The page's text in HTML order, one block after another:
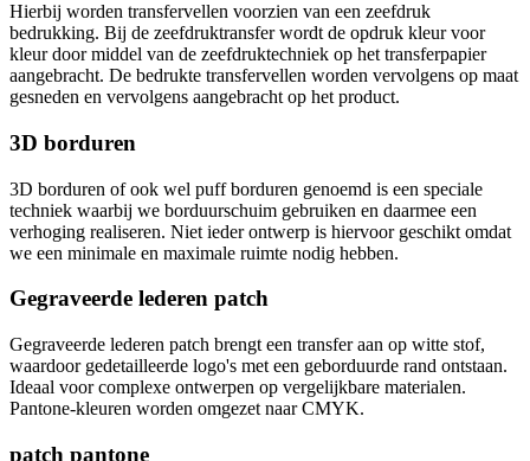
Hierbij worden transfervellen voorzien van een zeefdruk
bedrukking. Bij de zeefdruktransfer wordt de opdruk kleur voor
kleur door middel van de zeefdruktechniek op het transferpapier
aangebracht. De bedrukte transfervellen worden vervolgens op maat
gesneden en vervolgens aangebracht op het product.
3D borduren
3D borduren of ook wel puff borduren genoemd is een speciale
techniek waarbij we borduurschuim gebruiken en daarmee een
verhoging realiseren. Niet ieder ontwerp is hiervoor geschikt omdat
we een minimale en maximale ruimte nodig hebben.
Gegraveerde lederen patch
Gegraveerde lederen patch brengt een transfer aan op witte stof,
waardoor gedetailleerde logo's met een geborduurde rand ontstaan.
Ideaal voor complexe ontwerpen op vergelijkbare materialen.
Pantone-kleuren worden omgezet naar CMYK.
patch pantone